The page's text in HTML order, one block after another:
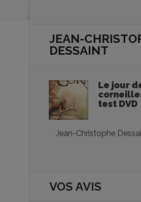
JEAN-
DESSAINT
Le jour
test DVD
Jean-Christophe
VOS AVIS